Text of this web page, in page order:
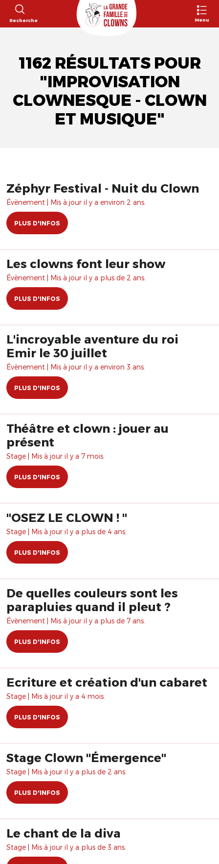
Recherche Menu
1162 RÉSULTATS POUR
"IMPROVISATION
CLOWNESQUE - CLOWN
ET MUSIQUE"
Zéphyr Festival - Nuit du Clown
Évènement | Mis à jour il y a environ 2 ans.
PLUS D'INFOS
Les clowns font leur show
Évènement | Mis à jour il y a plus de 2 ans.
PLUS D'INFOS
L'incroyable aventure du roi
Emir le 30 juillet
Évènement | Mis à jour il y a environ 3 ans.
PLUS D'INFOS
Théâtre et clown : jouer au
présent
Stage | Mis à jour il y a 7 mois.
PLUS D'INFOS
"OSEZ LE CLOWN ! "
Stage | Mis à jour il y a plus de 4 ans.
PLUS D'INFOS
De quelles couleurs sont les
parapluies quand il pleut ?
Évènement | Mis à jour il y a plus de 7 ans.
PLUS D'INFOS
Ecriture et création d'un cabaret
Stage | Mis à jour il y a 4 mois.
PLUS D'INFOS
Stage Clown "Émergence"
Stage | Mis à jour il y a plus de 2 ans.
PLUS D'INFOS
Le chant de la diva
Stage | Mis à jour il y a plus de 3 ans.